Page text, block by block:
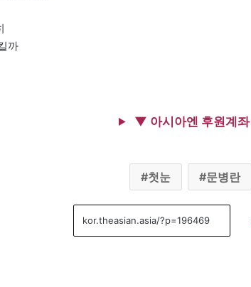
까
▼ 아시아엔 후원계
첫눈 문병란